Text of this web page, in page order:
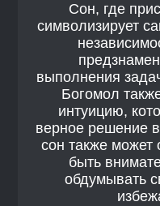
Сон, где
символизирует
выполнения
Богомол
интуицию,
верное решение
сон также может
быть
обдумывать